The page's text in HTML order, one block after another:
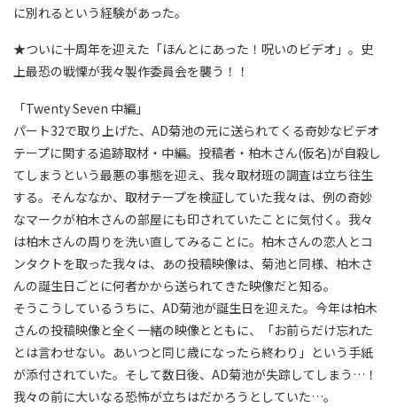
に別れるという経験があった。
★ついに十周年を迎えた「ほんとにあった！呪いのビデオ」。史
上最恐の戦慄が我々製作委員会を襲う！！
「Twenty Seven 中編」
パート32で取り上げた、AD菊池の元に送られてくる奇妙なビデオ
テープに関する追跡取材・中編。投稿者・柏木さん(仮名)が自殺し
てしまうという最悪の事態を迎え、我々取材班の調査は立ち往生
する。そんななか、取材テープを検証していた我々は、例の奇妙
なマークが柏木さんの部屋にも印されていたことに気付く。我々
は柏木さんの周りを洗い直してみることに。柏木さんの恋人とコ
ンタクトを取った我々は、あの投稿映像は、菊池と同様、柏木さ
んの誕生日ごとに何者かから送られてきた映像だと知る。
そうこうしているうちに、AD菊池が誕生日を迎えた。今年は柏木
さんの投稿映像と全く一緒の映像とともに、「お前らだけ忘れた
とは言わせない。あいつと同じ歳になったら終わり」という手紙
が添付されていた。そして数日後、AD菊池が失踪してしまう…！
我々の前に大いなる恐怖が立ちはだかろうとしていた…。